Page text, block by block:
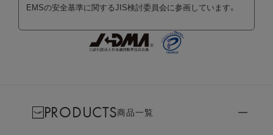
EMSの安全基準に関するJIS検討委員会に参画しています。
PRODUCTS商品一覧